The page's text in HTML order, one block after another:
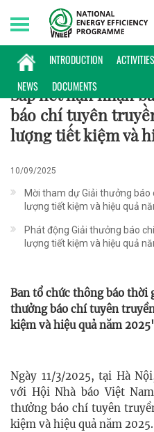
INTRODUCTION ACTIVITIES
NEWS
DOCUMENTS
Sunday, 09/08/2026 | 17:34 GMT+7
Sắp hết hạn nhận
báo chí tuyên
lượng tiết kiệm và
10/09/2025
Mời tham dự Giải thưởng
lượng tiết kiệm và hiệu quả
Phát động Giải thưởng báo
lượng tiết kiệm và hiệu quả
Ban tổ chức thông báo
thưởng báo chí tuyên
kiệm và hiệu quả năm
Ngày 11/3/2025, tại Hà
với Hội Nhà báo Việt
thưởng báo chí tuyên
kiệm và hiệu quả năm 2025.